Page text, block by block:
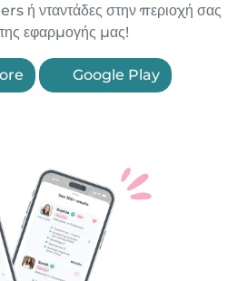
ή νταντάδες στην περιοχή σας
εφαρμογής μας!
Google Play